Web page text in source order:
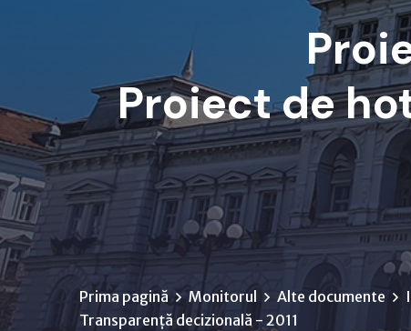
Proiect de
Prima pagină Monitorul Alte documente
Transparență decizională - 2011